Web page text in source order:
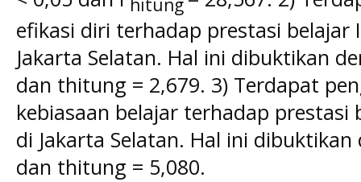
hitung
efikasi diri terhadap prestasi belajar
Jakarta Selatan. Hal ini dibuktikan
dan thitung = 2,679. 3) Terdapat
kebiasaan belajar terhadap prestasi
di Jakarta Selatan. Hal ini dibuktikan
dan thitung = 5,080.